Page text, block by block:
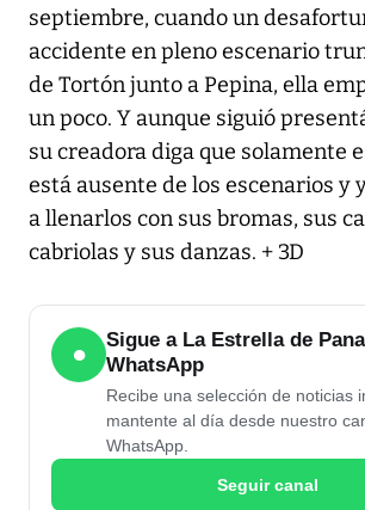
septiembre, cuando un
accidente en pleno escenario
de Tortón junto a Pepina, ella
un poco. Y aunque siguió
su creadora diga que solamente
está ausente de los escenarios y
a llenarlos con sus bromas, sus
cabriolas y sus danzas. + 3D
●
Sigue a La Estrella de
WhatsApp
Recibe una selección de noticias
mantente al día desde nuestro
WhatsApp.
Seguir canal